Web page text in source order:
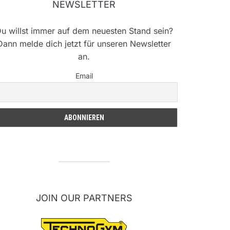
NEWSLETTER
willst immer auf dem neuesten Stand sein?
melde dich jetzt für unseren Newsletter
an.
Email
JOIN OUR PARTNERS